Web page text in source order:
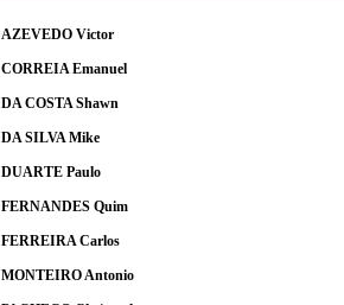
AZEVEDO Victor
CORREIA Emanuel
DA COSTA Shawn
DA SILVA Mike
DUARTE Paulo
FERNANDES Quim
FERREIRA Carlos
MONTEIRO Antonio